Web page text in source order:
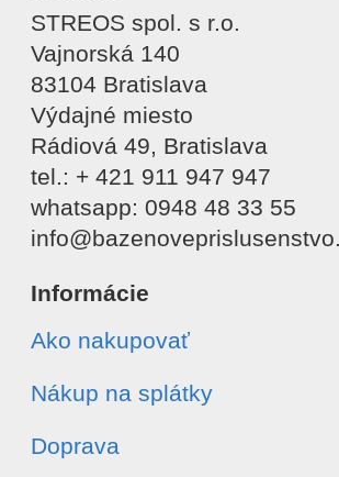
STREOS spol. s r.o.
Vajnorská 140
83104 Bratislava
Výdajné miesto
Rádiová 49, Bratislava
tel.: + 421 911 947 947
whatsapp: 0948 48 33 55
Informácie
Ako nakupovať
Nákup na splátky
Doprava